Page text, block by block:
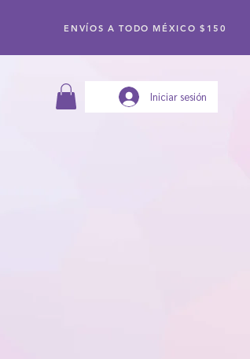
ENVÍOS A TODO MÉXICO $150
Iniciar sesión